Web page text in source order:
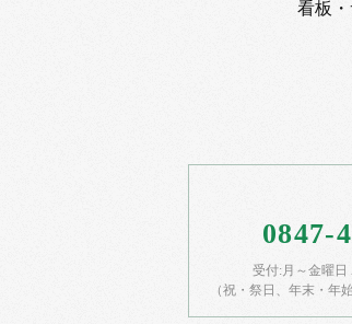
看板
0847-
受付:月～金曜日
（祝・祭日、年末・年